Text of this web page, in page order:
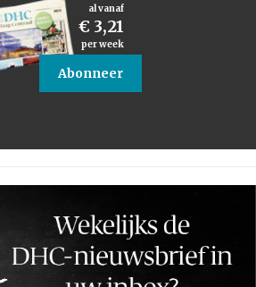
al vanaf
€ 3,21
per week
Abonneer